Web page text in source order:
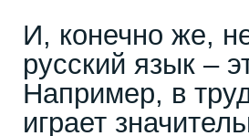
И, конечно же,
русский язык –
Например, в
играет